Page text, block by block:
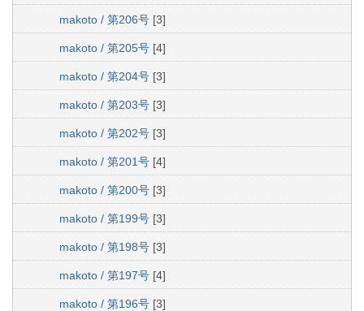
makoto / 第206号 [3]
makoto / 第205号 [4]
makoto / 第204号 [3]
makoto / 第203号 [3]
makoto / 第202号 [3]
makoto / 第201号 [4]
makoto / 第200号 [3]
makoto / 第199号 [3]
makoto / 第198号 [3]
makoto / 第197号 [4]
makoto / 第196号 [3]